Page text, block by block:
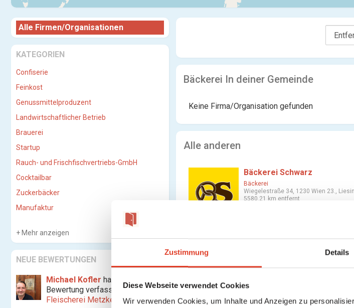
Zustimmung Details
Diese Webseite verwendet Cookies
Wir verwenden Cookies, um Inhalte und Anzeigen zu
Alle Firmen/Organisationen
KATEGORIEN
Confiserie
Feinkost
Genussmittelproduzent
Landwirtschaftlicher Betrieb
Brauerei
Startup
Rauch- und Frischfischvertriebs-GmbH
Cocktailbar
Zuckerbäcker
Manufaktur
Mehr anzeigen
NEUE BEWERTUNGEN
Michael Kofler hat eine
Bewertung verfasst für
Fleischerei Metzker
Bäckerei In deiner Gemeinde
Keine Firma/Organisation gefunden
Alle anderen
Bäckerei Schwarz
Bäckerei
Wiegelestraße 34, 1230 Wien 23.,
5580.21 km entfernt
Feldkellergasse 26, 1130 Wien 13.,
Bäckerei Schwarz - Kabelwerk